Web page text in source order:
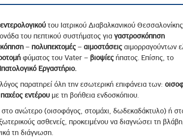
του Ιατρικού Διαβαλκανικού
του πεπτικού συστήματος για γαστροσκόπηση
– πολυπεκτομές– αιμοστάσειςαιμορραγούντων
φύματος του Vater – βιοψίεςήπατος. Επίσης, το
Εργαστήριο.
παρατηρεί όλη την εσωτερική επιφάνεια των:
παχέος εντέρουμε τη βοήθεια ενδοσκόπιου.
στο ανώτερο (οισοφάγος, στομάχι, δωδεκαδάκτυλο) ή
ασθενείς, προκειμένου να διαγνώσει τη
τη διάγνωση.